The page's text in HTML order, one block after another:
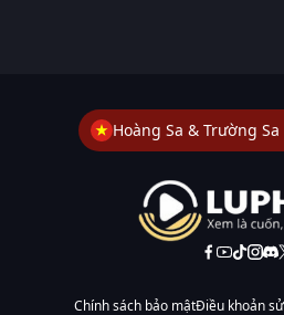
Hoàng Sa & Trường
Chính sách bảo mậtĐiều khoản